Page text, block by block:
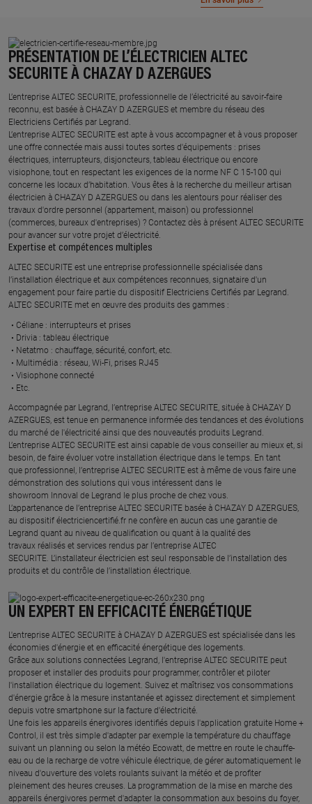
PRÉSENTATION DE L’ÉLECTRICIEN ALTEC
SECURITE À CHAZAY D AZERGUES
L’entreprise ALTEC SECURITE, professionnelle de l’électricité au savoir-faire
reconnu, est basée à CHAZAY D AZERGUES et membre du réseau des
Electriciens Certifiés par Legrand.​
L’entreprise ALTEC SECURITE est apte à vous accompagner et à vous proposer
une offre connectée mais aussi toutes sortes d'équipements : prises
électriques, interrupteurs, disjoncteurs, tableau électrique ou encore
visiophone, tout en respectant les exigences de la norme NF C 15-100 qui
concerne les locaux d’habitation. Vous êtes à la recherche du meilleur artisan
électricien à CHAZAY D AZERGUES ou dans les alentours pour réaliser des
travaux d'ordre personnel (appartement, maison) ou professionnel
(commerces, bureaux d'entreprises) ? Contactez dès à présent ALTEC SECURITE
pour avancer sur votre projet d’électricité.
Expertise et compétences multiples​
​ALTEC SECURITE est une entreprise professionnelle spécialisée dans
l’installation électrique et aux compétences reconnues, ​signataire d'un
engagement pour faire partie du dispositif Electriciens Certifiés par Legrand​.
ALTEC SECURITE met en œuvre des produits des gammes : ​
Céliane : interrupteurs et prises ​
Drivia : tableau électrique ​
Netatmo : chauffage, sécurité, confort, etc.​
Multimédia : réseau, Wi-Fi, prises RJ45​
Visiophone connecté​
Etc.​
​Accompagnée par Legrand, l’entreprise ALTEC SECURITE, située à CHAZAY D
AZERGUES, est tenue en permanence informée des tendances et des évolutions
du marché de l'électricité ainsi que des nouveautés produits Legrand.
L’entreprise ALTEC SECURITE est ainsi capable de vous conseiller au mieux et, si
besoin, de faire évoluer votre installation électrique dans le temps. En tant
que professionnel, l’entreprise ALTEC SECURITE est à même de vous faire une
démonstration des solutions qui vous intéressent dans le
showroom Innoval de Legrand le plus proche de chez vous.​
L’appartenance de l’entreprise ALTEC SECURITE basée à CHAZAY D AZERGUES,
au dispositif électriciencertifié.fr ne confère en aucun cas une garantie de
Legrand quant au niveau de qualification ou quant à la qualité des
travaux réalisés et services rendus par l’entreprise ALTEC
SECURITE. L’installateur électricien est seul responsable de l’installation des
produits et du contrôle de l’installation électrique.
UN EXPERT EN EFFICACITÉ ÉNERGÉTIQUE
L'entreprise ALTEC SECURITE à CHAZAY D AZERGUES est spécialisée dans les
économies d'énergie et en efficacité énergétique des logements.
Grâce aux solutions connectées Legrand, l'entreprise ALTEC SECURITE peut
proposer et installer des produits pour programmer, contrôler et piloter
l'installation électrique du logement. Suivez et maîtrisez vos consommations
d'énergie grâce à la mesure instantanée et agissez directement et simplement
depuis votre smartphone sur la facture d'électricité.
Une fois les appareils énergivores identifiés depuis l'application gratuite Home +
Control, il est très simple d'adapter par exemple la température du chauffage
suivant un planning ou selon la météo Ecowatt, de mettre en route le chauffe-
eau ou de la recharge de votre véhicule électrique, de gérer automatiquement le
niveau d'ouverture des volets roulants suivant la météo et de profiter
pleinement des heures creuses. La programmation de la mise en marche des
appareils énergivores permet d'adapter la consommation aux besoins du foyer,